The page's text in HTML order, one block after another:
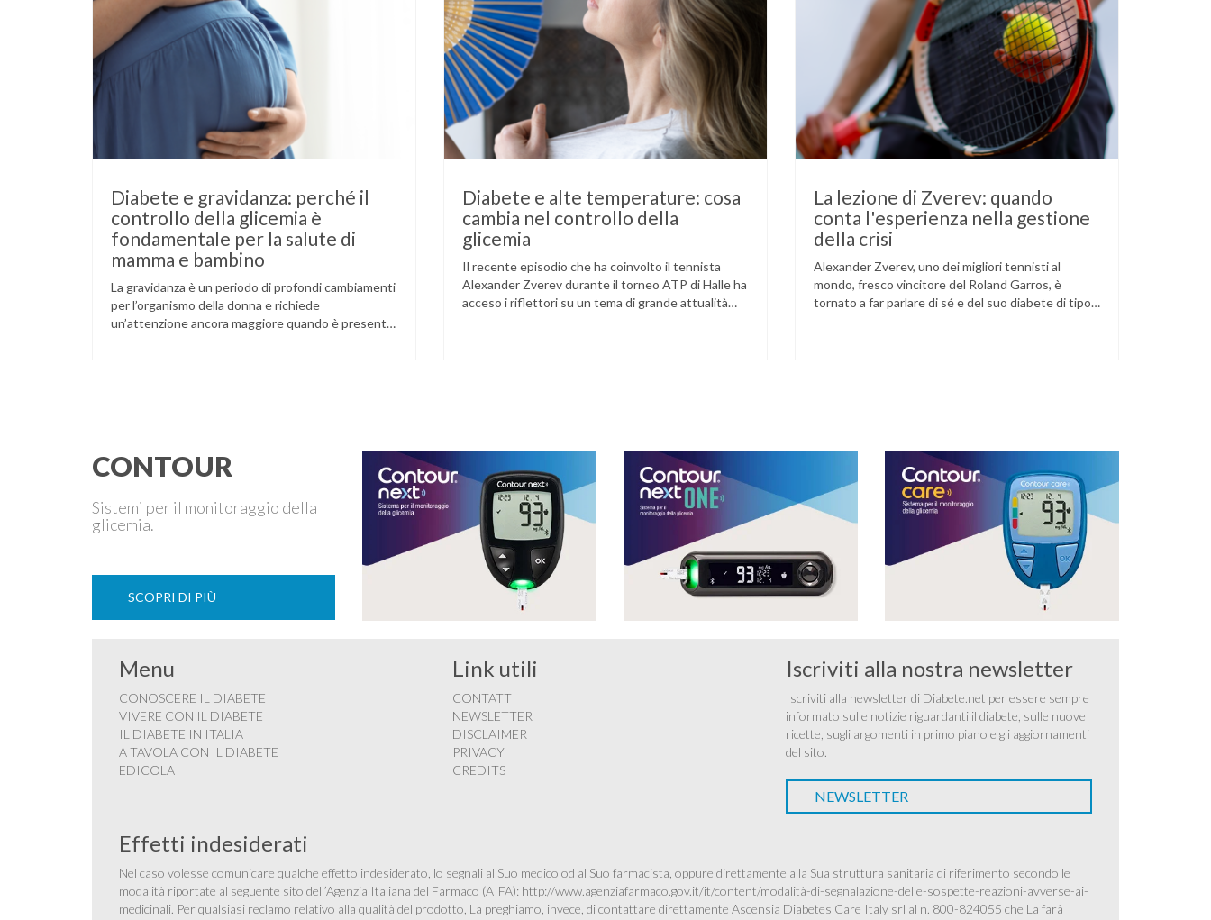
Diabete e gravidanza: perché il
controllo della glicemia è
fondamentale per la salute di
mamma e bambino
La gravidanza è un periodo di profondi cambiamenti
per l’organismo della donna e richiede
un’attenzione ancora maggiore quando è presente
Diabete e alte temperature: cosa
cambia nel controllo della
glicemia
Il recente episodio che ha coinvolto il tennista
Alexander Zverev durante il torneo ATP di Halle ha
acceso i riflettori su un tema di grande attualità
La lezione di Zverev: quando
conta l'esperienza nella gestione
della crisi
Alexander Zverev, uno dei migliori tennisti al
mondo, fresco vincitore del Roland Garros, è
tornato a far parlare di sé e del suo diabete di tipo
CONTOUR
Sistemi per il monitoraggio della
glicemia.
SCOPRI DI PIÙ
Menu
CONOSCERE IL DIABETE
VIVERE CON IL DIABETE
IL DIABETE IN ITALIA
A TAVOLA CON IL DIABETE
EDICOLA
Link utili
CONTATTI
NEWSLETTER
DISCLAIMER
PRIVACY
CREDITS
Iscriviti alla nostra newsletter
Iscriviti alla newsletter di Diabete.net per essere sempre
informato sulle notizie riguardanti il diabete, sulle nuove
ricette, sugli argomenti in primo piano e gli aggiornamenti
del sito.
NEWSLETTER
Effetti indesiderati
Nel caso volesse comunicare qualche effetto indesiderato, lo segnali al Suo medico od al Suo farmacista, oppure direttamente alla Sua struttura sanitaria di riferimento secondo le
modalità riportate al seguente sito dell’Agenzia Italiana del Farmaco (AIFA): http://www.agenziafarmaco.gov.it/it/content/modalità-di-segnalazione-delle-sospette-reazioni-avverse-ai-
medicinali. Per qualsiasi reclamo relativo alla qualità del prodotto, La preghiamo, invece, di contattare direttamente Ascensia Diabetes Care Italy srl al n. 800-824055 che La farà